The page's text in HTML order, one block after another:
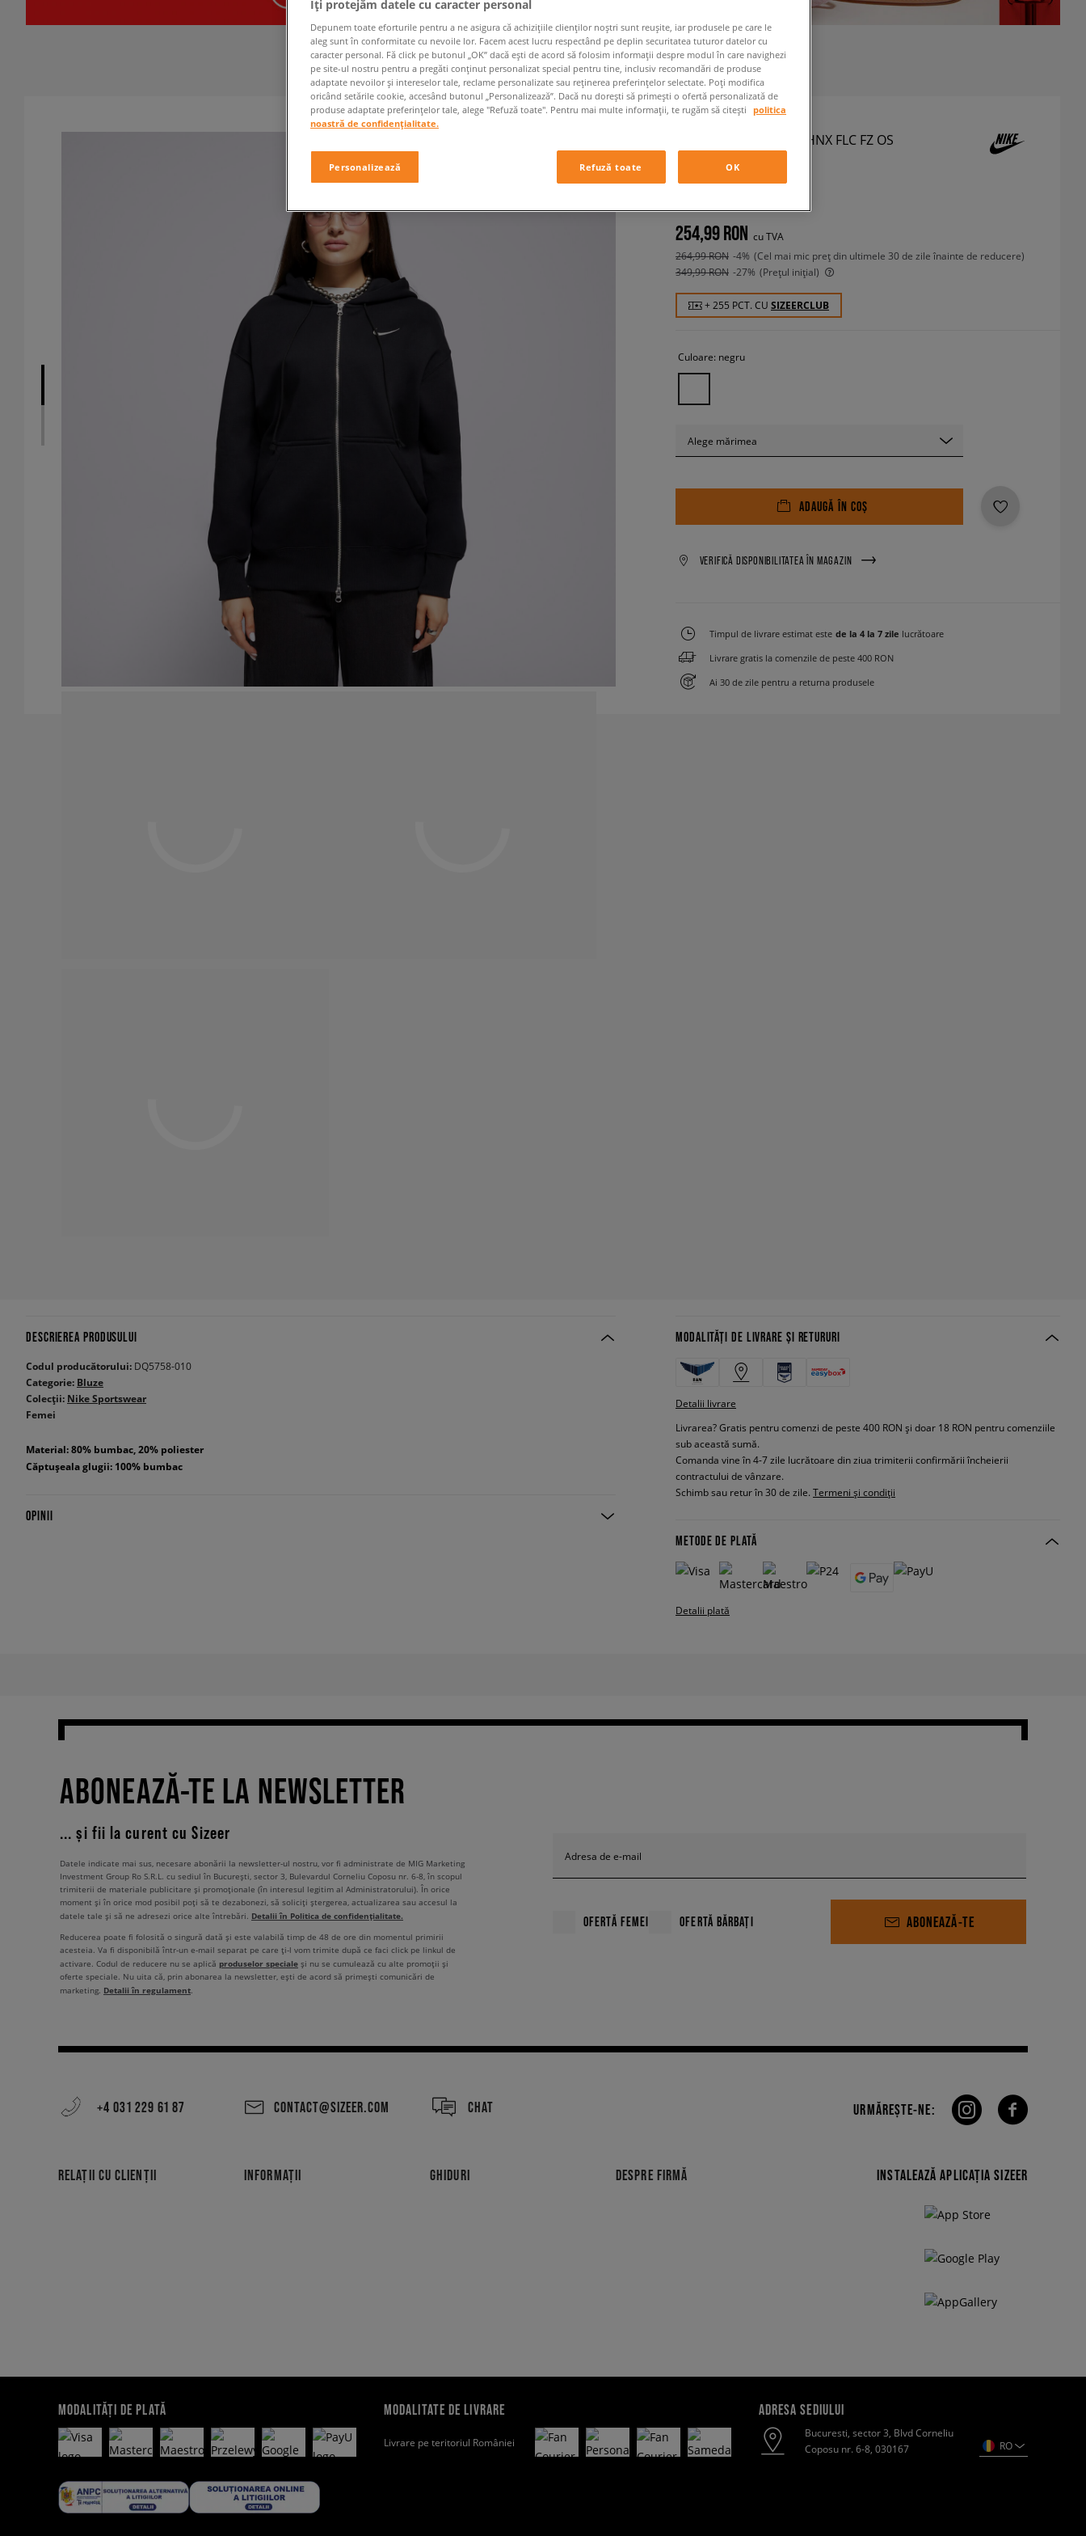
NIKE BLUZĂ W NSW PHNX FLC FZ OS
HOODIE PHOENIX
femei, bluze
254,99 RON cu TVA
264,99 RON -4%
(Cel mai mic preț din ultimele 30 de zile înainte de reducere)
349,99 RON -27% (Prețul inițial)
+ 255 PCT. CU SIZEERCLUB
Culoare: negru
Alege mărimea
ADAUGĂ ÎN COȘ
VERIFICĂ DISPONIBILITATEA ÎN MAGAZIN
Timpul de livrare estimat este de la 4 la 7 zile lucrătoare
Livrare gratis la comenzile de peste 400 RON
Ai 30 de zile pentru a returna produsele
DESCRIEREA PRODUSULUI
Codul producătorului: DQ5758-010
Categorie: Bluze
Colecții: Nike Sportswear
Femei
Material: 80% bumbac, 20% poliester
Căptușeala glugii: 100% bumbac
OPINII
MODALITĂȚI DE LIVRARE ȘI RETURURI
Detalii livrare
Livrarea? Gratis pentru comenzi de peste 400 RON și doar 18 RON pentru comenziile
sub această sumă.
Comanda vine în 4-7 zile lucrătoare din ziua trimiterii confirmării încheierii
contractului de vânzare.
Schimb sau retur în 30 de zile. Termeni și condiții
METODE DE PLATĂ
Detalii plată
ABONEAZĂ-TE LA NEWSLETTER
... și fii la curent cu Sizeer
Adresa de e-mail
OFERTĂ FEMEI OFERTĂ BĂRBAȚI ABONEAZĂ-TE
Datele indicate mai sus, necesare abonării la newsletter-ul nostru, vor fi administrate de MIG Marketing
Investment Group Ro S.R.L. cu sediul în București, sector 3, Bulevardul Corneliu Coposu nr. 6-8, în scopul
trimiterii de materiale publicitare și promoționale (în interesul legitim al Administratorului). În orice
moment și în orice mod posibil poți să te dezabonezi, să soliciți ștergerea, actualizarea sau accesul la
datele tale și să ne adresezi orice alte întrebări. Detalii în Politica de confidențialitate.
Reducerea poate fi folosită o singură dată și este valabilă timp de 48 de ore din momentul primirii
acesteia. Va fi disponibilă într-un e-mail separat pe care ți-l vom trimite după ce faci click pe linkul de
activare. Codul de reducere nu se aplică produselor speciale și nu se cumulează cu alte promoții și
oferte speciale. Nu uita că, prin abonarea la newsletter, ești de acord să primești comunicări de
marketing. Detalii în regulament.
+4 031 229 61 87 CONTACT@SIZEER.COM CHAT
RELAȚII CU CLIENȚII INFORMAȚII GHIDURI DESPRE FIRMĂ
URMĂREȘTE-NE:
INSTALEAZĂ APLICAȚIA SIZEER
MODALITĂȚI DE PLATĂ MODALITATE DE LIVRARE
Livrare pe teritoriul României
ADRESA SEDIULUI
Bucuresti, sector 3, Blvd Corneliu
Coposu nr. 6-8, 030167
RO
Îți protejăm datele cu caracter personal
Depunem toate eforturile pentru a ne asigura că achizițiile clienților noștri sunt reușite, iar produsele pe care le
aleg sunt în conformitate cu nevoile lor. Facem acest lucru respectând pe deplin securitatea tuturor datelor cu
caracter personal. Fă click pe butonul „OK” dacă ești de acord să folosim informații despre modul în care navighezi
pe site-ul nostru pentru a pregăti conținut personalizat special pentru tine, inclusiv recomandări de produse
adaptate nevoilor și intereselor tale, reclame personalizate sau reținerea preferințelor selectate. Poți modifica
oricând setările cookie, accesând butonul „Personalizează”. Dacă nu dorești să primești o ofertă personalizată de
produse adaptate preferințelor tale, alege "Refuză toate". Pentru mai multe informații, te rugăm să citești politica
noastră de confidențialitate.
Personalizează Refuză toate OK